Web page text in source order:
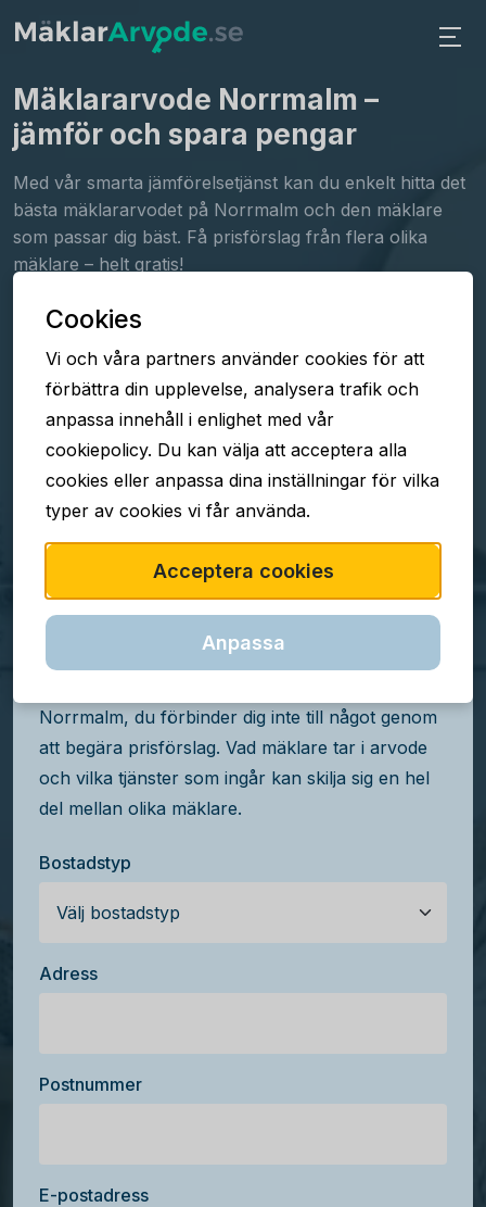
Mäklararvode Norrmalm –
jämför och spara pengar
Med vår smarta jämförelsetjänst kan du enkelt hitta det
bästa mäklararvodet på Norrmalm och den mäklare
som passar dig bäst. Få prisförslag från flera olika
mäklare – helt gratis!
Fyll i formuläret
Jämför arvoden
Välj mäklare
TJÄNSTEN ÄR GRATIS
Jämför mäklararvoden
på Norrmalm
Norrmalm, du förbinder dig inte till något genom
att begära prisförslag. Vad mäklare tar i arvode
och vilka tjänster som ingår kan skilja sig en hel
del mellan olika mäklare.
Bostadstyp
Adress
Postnummer
E-postadress
Cookies
Vi och våra partners använder cookies för att
förbättra din upplevelse, analysera trafik och
anpassa innehåll i enlighet med vår
cookiepolicy. Du kan välja att acceptera alla
cookies eller anpassa dina inställningar för vilka
typer av cookies vi får använda.
Acceptera cookies
Anpassa